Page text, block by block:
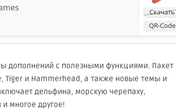
Скачать
QR-Code
дополнений с полезными функциями. Пакет
Tiger и Hammerhead, а также новые темы и
дельфина, морскую черепаху,
многое другое!